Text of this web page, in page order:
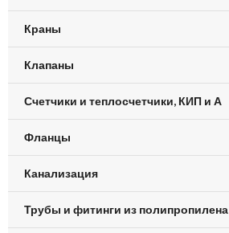
Краны
Клапаны
Счетчики и теплосчетчики, КИП и А
Фланцы
Канализация
Трубы и фитинги из полипропилена